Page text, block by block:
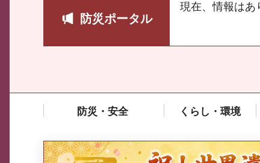
防災ポータル
現在、情報はあ
防災・安全 くらし・環境